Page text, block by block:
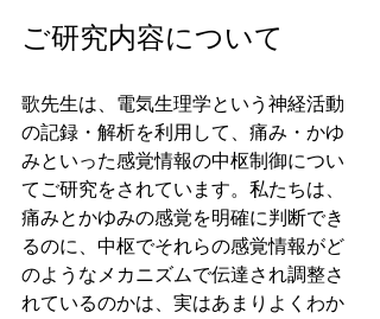
ご研究内容について
歌先生は、電気生理学という神経活動
の記録・解析を利用して、痛み・かゆ
みといった感覚情報の中枢制御につい
てご研究をされています。私たちは、
痛みとかゆみの感覚を明確に判断でき
るのに、中枢でそれらの感覚情報がど
のようなメカニズムで伝達され調整さ
れているのかは、実はあまりよくわか